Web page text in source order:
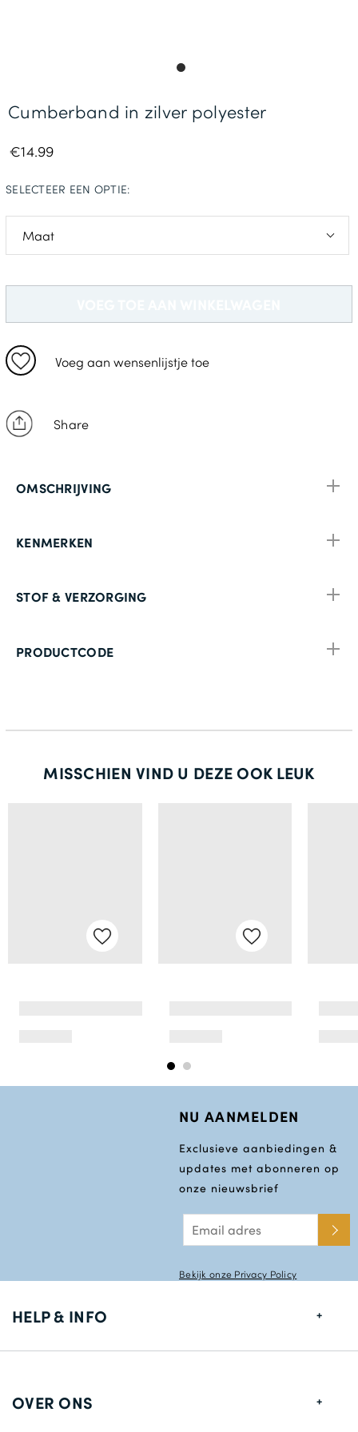
€14.99
Voeg aan wensenlijstje toe
Share
Cumberband in zilver polyester
SELECTEER EEN OPTIE:
KENMERKEN
OMSCHRIJVING
STOF & VERZORGING
PRODUCTCODE
MISSCHIEN VIND U DEZE OOK LEUK
NU AANMELDEN
Exclusieve aanbiedingen &
updates met abonneren op
onze nieuwsbrief
Bekijk onze Privacy Policy
HELP & INFO
OVER ONS